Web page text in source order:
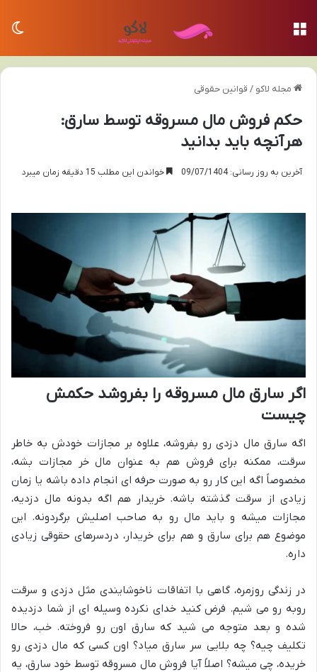
مجله لاکو / قوانین حقوقی
حکم فروش مال مسروقه توسط سارق:
هرآنچه باید بدانید
آخرین به روز رسانی: 09/07/1404 خواندن این مطلب 15 دقیقه زمان میبرد
اگر سارق مال مسروقه را بفروشد حکمش
چیست
اگه سارق مال دزدی رو بفروشه، علاوه بر مجازات خودش به خاطر
سرقت، ممکنه برای فروش هم به عنوان مال خر مجازات بشه،
مخصوصاً اگه این کار رو به صورت حرفه ای انجام داده باشه یا زمان
زیادی از سرقت گذشته باشه. خریدار هم اگه بدونه مال دزدیه،
مجازات میشه و باید مال رو به صاحب اصلیش برگردونه. این
موضوع هم برای سارق و هم برای خریدار، دردسرهای حقوقی زیادی
داره.
در زندگی روزمره، گاهی با اتفاقات ناخوشایندی مثل دزدی و سرقت
روبه رو می شیم. فرض کنید خدای نکرده وسیله ای از شما دزدیده
شده و بعد متوجه می شید که سارق اون رو فروخته. خب، حالا
تکلیف چیه؟ چه بلایی سر سارق میاد؟ اون کسی که مال دزدی رو
خریده، چی میشه؟ اصلاً آیا فروش مال مسروقه توسط خود سارق، یه